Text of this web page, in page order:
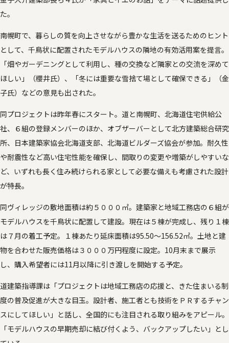
た。
南幌町で、暮らしの質を向上させながら豊かな生活を送るためのヒント
として、千鳥状に配置されたモデルハウスの隣地の有効活用案を提言。
「畑やガーデニングとして利用し、種の交換など隣家との交流を深めて
ほしい」（櫻井氏）、「冬には重要な雪捨て場として確保できる」（金
子氏）などの意見も出された。
同プロジェクトは昨年春にスタート。道と南幌町、北海道住宅供給公
社、６組の登録メンバーのほか、オブザーバーとして北方建築総合研究
所、日本建築家協会北海道支部、北海道ビルダーズ協会が参加。耐久性
や耐震性など高い住宅性能を確保し、間取りの変更や増築がしやすいな
ど、いずれも長く住み続けられる家として必要な備えも考慮された設計
が特長。
同ヴィレッジの敷地面積は約５０００㎡。建築家と地域工務店の６組が
モデルハウスを千鳥状に配置して建設。現在は５棟が完成し、残り１棟
は７月の着工予定。１棟あたり延床面積は95.50～156.52㎡。土地と建
物を合わせた販売価格は３０００万円程度に設定。10月末まで展示
し、購入希望者には11月以降に引き渡しを開始する予定。
道建築指導課は「プロジェクトは地域工務店の応援と、きた住まいる制
度の普及促進が大きな目玉。設計者、施工者とも技術をＰＲするチャン
スにしてほしい」と話し、全国的にも注目される取り組みをアピール。
「モデルハウスの早期売却に結び付くよう、バックアップしたい」とし